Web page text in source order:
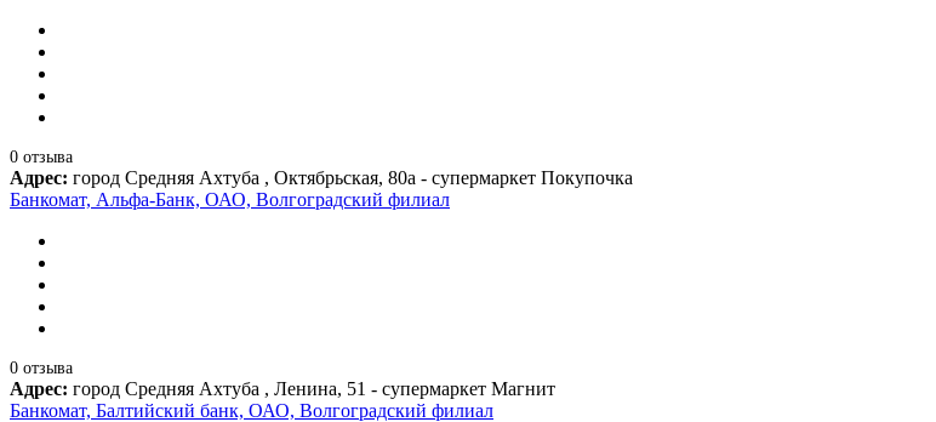
0 отзыва
Адрес: город Средняя Ахтуба , Октябрьская, 80а - супермаркет Покупочка
Банкомат, Альфа-Банк, ОАО, Волгоградский филиал
0 отзыва
Адрес: город Средняя Ахтуба , Ленина, 51 - супермаркет Магнит
Банкомат, Балтийский банк, ОАО, Волгоградский филиал